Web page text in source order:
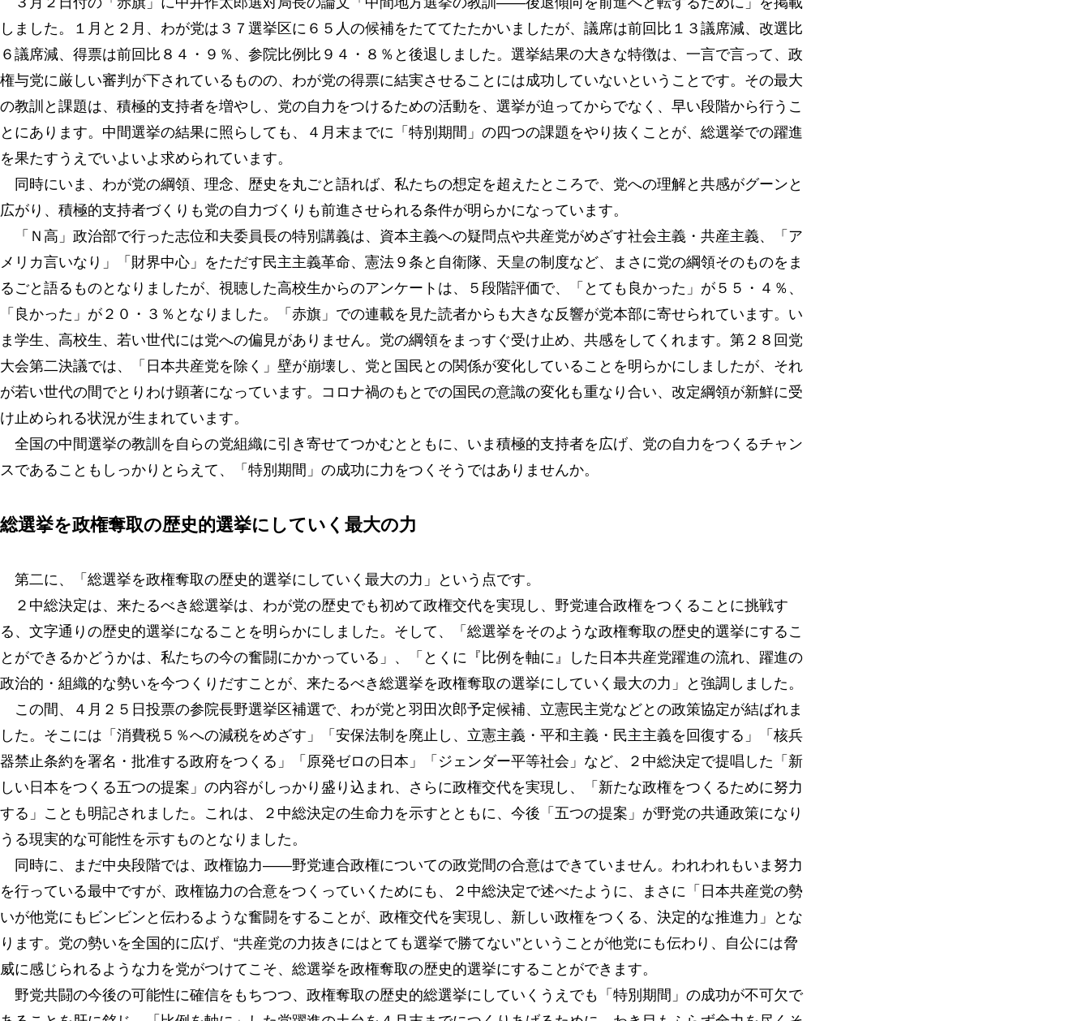
しました。１月と２月、わが党は３７選挙区に６５人の候補をたててたたかいましたが、議席は前回比１３議席減、改選比
６議席減、得票は前回比８４・９％、参院比例比９４・８％と後退しました。選挙結果の大きな特徴は、一言で言って、政
権与党に厳しい審判が下されているものの、わが党の得票に結実させることには成功していないということです。その最大
の教訓と課題は、積極的支持者を増やし、党の自力をつけるための活動を、選挙が迫ってからでなく、早い段階から行うこ
とにあります。中間選挙の結果に照らしても、４月末までに「特別期間」の四つの課題をやり抜くことが、総選挙での躍進
を果たすうえでいよいよ求められています。
同時にいま、わが党の綱領、理念、歴史を丸ごと語れば、私たちの想定を超えたところで、党への理解と共感がグーンと
広がり、積極的支持者づくりも党の自力づくりも前進させられる条件が明らかになっています。
「Ｎ高」政治部で行った志位和夫委員長の特別講義は、資本主義への疑問点や共産党がめざす社会主義・共産主義、「ア
メリカ言いなり」「財界中心」をただす民主主義革命、憲法９条と自衛隊、天皇の制度など、まさに党の綱領そのものをま
るごと語るものとなりましたが、視聴した高校生からのアンケートは、５段階評価で、「とても良かった」が５５・４％、
「良かった」が２０・３％となりました。「赤旗」での連載を見た読者からも大きな反響が党本部に寄せられています。い
ま学生、高校生、若い世代には党への偏見がありません。党の綱領をまっすぐ受け止め、共感をしてくれます。第２８回党
大会第二決議では、「日本共産党を除く」壁が崩壊し、党と国民との関係が変化していることを明らかにしましたが、それ
が若い世代の間でとりわけ顕著になっています。コロナ禍のもとでの国民の意識の変化も重なり合い、改定綱領が新鮮に受
け止められる状況が生まれています。
全国の中間選挙の教訓を自らの党組織に引き寄せてつかむとともに、いま積極的支持者を広げ、党の自力をつくるチャン
スであることもしっかりとらえて、「特別期間」の成功に力をつくそうではありませんか。
総選挙を政権奪取の歴史的選挙にしていく最大の力
第二に、「総選挙を政権奪取の歴史的選挙にしていく最大の力」という点です。
２中総決定は、来たるべき総選挙は、わが党の歴史でも初めて政権交代を実現し、野党連合政権をつくることに挑戦す
る、文字通りの歴史的選挙になることを明らかにしました。そして、「総選挙をそのような政権奪取の歴史的選挙にするこ
とができるかどうかは、私たちの今の奮闘にかかっている」、「とくに『比例を軸に』した日本共産党躍進の流れ、躍進の
政治的・組織的な勢いを今つくりだすことが、来たるべき総選挙を政権奪取の選挙にしていく最大の力」と強調しました。
この間、４月２５日投票の参院長野選挙区補選で、わが党と羽田次郎予定候補、立憲民主党などとの政策協定が結ばれま
した。そこには「消費税５％への減税をめざす」「安保法制を廃止し、立憲主義・平和主義・民主主義を回復する」「核兵
器禁止条約を署名・批准する政府をつくる」「原発ゼロの日本」「ジェンダー平等社会」など、２中総決定で提唱した「新
しい日本をつくる五つの提案」の内容がしっかり盛り込まれ、さらに政権交代を実現し、「新たな政権をつくるために努力
する」ことも明記されました。これは、２中総決定の生命力を示すとともに、今後「五つの提案」が野党の共通政策になり
うる現実的な可能性を示すものとなりました。
同時に、まだ中央段階では、政権協力――野党連合政権についての政党間の合意はできていません。われわれもいま努力
を行っている最中ですが、政権協力の合意をつくっていくためにも、２中総決定で述べたように、まさに「日本共産党の勢
いが他党にもビンビンと伝わるような奮闘をすることが、政権交代を実現し、新しい政権をつくる、決定的な推進力」とな
ります。党の勢いを全国的に広げ、“共産党の力抜きにはとても選挙で勝てない”ということが他党にも伝わり、自公には脅
威に感じられるような力を党がつけてこそ、総選挙を政権奪取の歴史的選挙にすることができます。
野党共闘の今後の可能性に確信をもちつつ、政権奪取の歴史的総選挙にしていくうえでも「特別期間」の成功が不可欠で